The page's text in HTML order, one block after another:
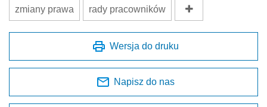
zmiany prawa rady pracowników
Wersja do druku
Napisz do nas